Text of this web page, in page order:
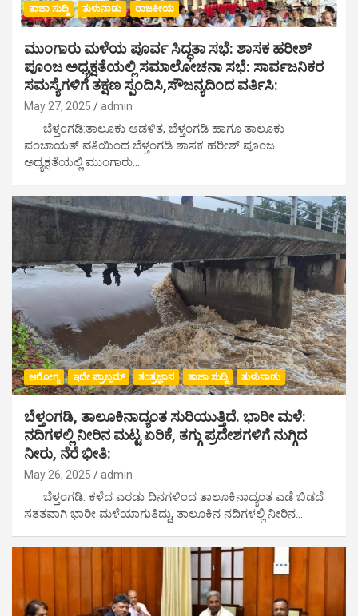
ತಾಜಾ ಸುದ್ದಿ ತುಳುನಾಡು ರಾಜಕೀಯ
ಮುಂಗಾರು ಮಳೆಯ ಪೂರ್ವ ಸಿದ್ಧತಾ ಸಭೆ: ಶಾಸಕ ಹರೀಶ್
ಪೂಂಜ ಅಧ್ಯಕ್ಷತೆಯಲ್ಲಿ ಸಮಾಲೋಚನಾ ಸಭೆ: ಸಾರ್ವಜನಿಕರ
ಸಮಸ್ಯೆಗಳಿಗೆ ತಕ್ಷಣ ಸ್ಪಂದಿಸಿ,ಸೌಜನ್ಯದಿಂದ ವರ್ತಿಸಿ:
May 27, 2025 admin
ಬೆಳ್ತಂಗಡಿ:ತಾಲೂಕು ಆಡಳಿತ, ಬೆಳ್ತಂಗಡಿ ಹಾಗೂ ತಾಲೂಕು
ಪಂಚಾಯತ್ ವತಿಯಿಂದ ಬೆಳ್ತಂಗಡಿ ಶಾಸಕ ಹರೀಶ್ ಪೂಂಜ
ಅಧ್ಯಕ್ಷತೆಯಲ್ಲಿ ಮುಂಗಾರು…
ಆರೋಗ್ಯ ಇದೇ ಪ್ರಾಬ್ಲಮ್ ತಂತ್ರಜ್ಞಾನ ತಾಜಾ ಸುದ್ದಿ ತುಳುನಾಡು
ಬೆಳ್ತಂಗಡಿ, ತಾಲೂಕಿನಾದ್ಯಂತ ಸುರಿಯುತ್ತಿದೆ. ಭಾರೀ ಮಳೆ:
ನದಿಗಳಲ್ಲಿ ನೀರಿನ ಮಟ್ಟ ಏರಿಕೆ, ತಗ್ಗು ಪ್ರದೇಶಗಳಿಗೆ ನುಗ್ಗಿದ
ನೀರು, ನೆರೆ ಭೀತಿ:
May 26, 2025 admin
ಬೆಳ್ತಂಗಡಿ: ಕಳೆದ ಎರಡು ದಿನಗಳಿಂದ ತಾಲೂಕಿನಾದ್ಯಂತ ಎಡೆ ಬಿಡದೆ
ಸತತವಾಗಿ ಭಾರೀ ಮಳೆಯಾಗುತಿದ್ದು, ತಾಲೂಕಿನ ನದಿಗಳಲ್ಲಿ ನೀರಿನ…